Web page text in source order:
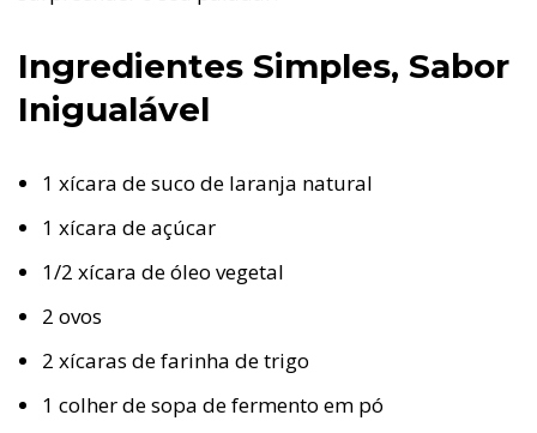
Ingredientes Simples, Sabor
Inigualável
1 xícara de suco de laranja natural
1 xícara de açúcar
1/2 xícara de óleo vegetal
2 ovos
2 xícaras de farinha de trigo
1 colher de sopa de fermento em pó